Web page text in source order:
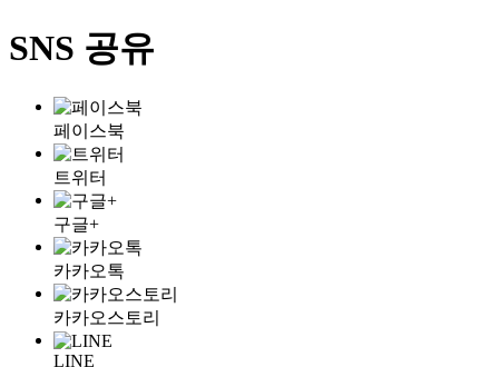
SNS 공유
페이스북
트위터
구글+
카카오톡
카카오스토리
LINE